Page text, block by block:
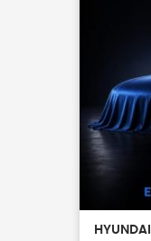
HYUNDAI